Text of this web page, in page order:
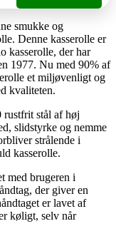
smukke og
Denne kasserolle er
kasserolle, der har
1977. Nu med 90% af
et miljøvenligt og
kvaliteten.
rustfrit stål af høj
slidstyrke og nemme
strålende i
kasserolle.
med brugeren i
der giver en
er lavet af
køligt, selv når